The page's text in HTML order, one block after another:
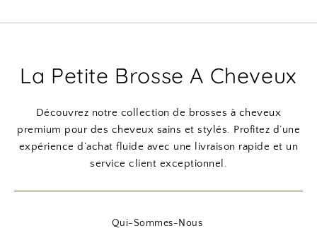
client
La Petite Brosse A Cheveux
Découvrez notre collection de brosses à cheveux
premium pour des cheveux sains et stylés. Profitez d’une
expérience d’achat fluide avec une livraison rapide et un
service client exceptionnel.
Qui-Sommes-Nous